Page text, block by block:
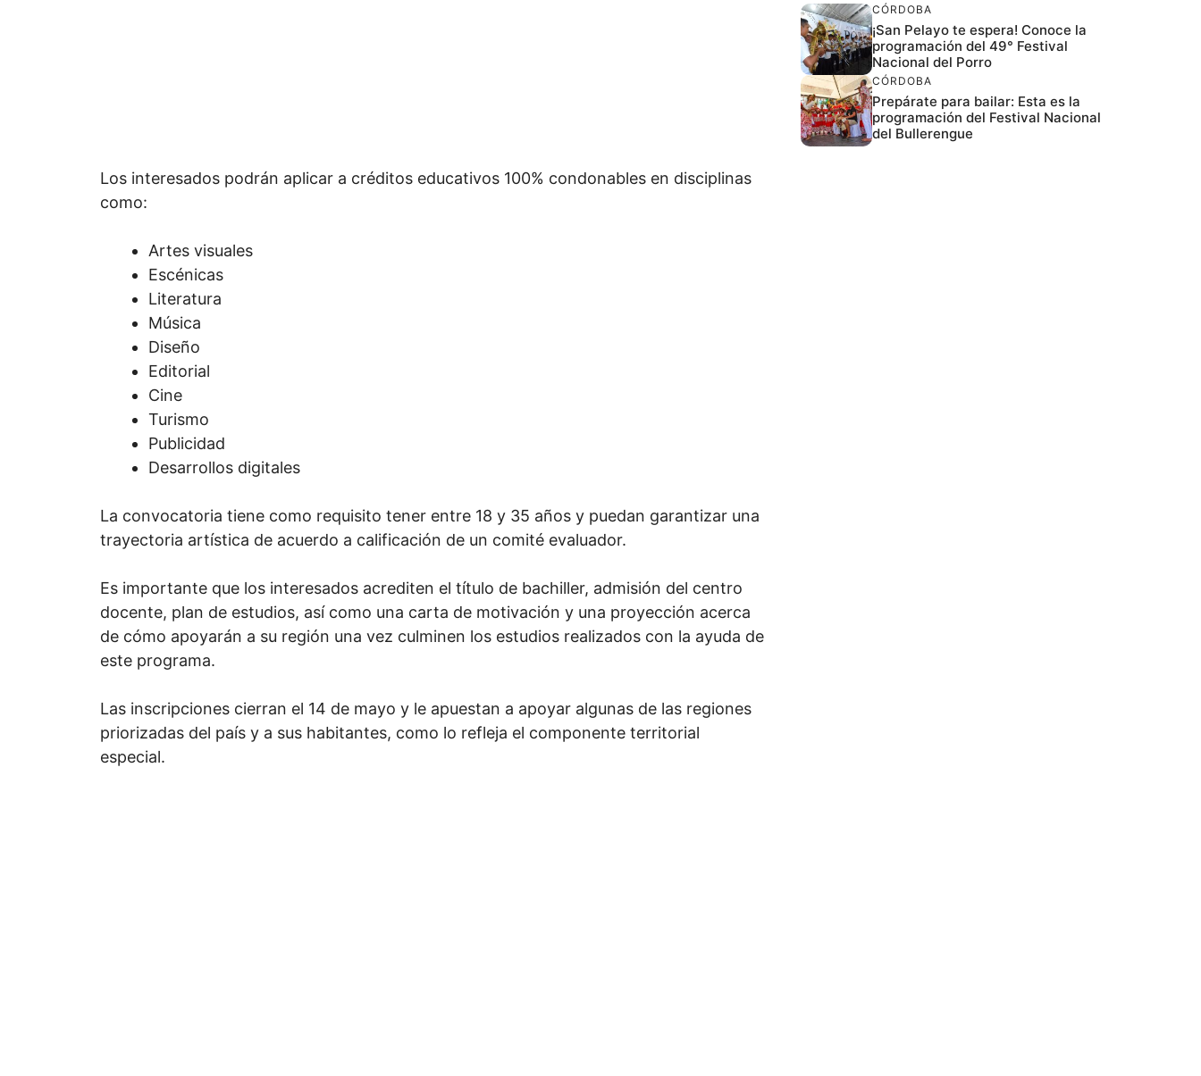
Los interesados podrán aplicar a créditos educativos 100% condonables en disciplinas
como:
Artes visuales
Escénicas
Literatura
Música
Diseño
Editorial
Cine
Turismo
Publicidad
Desarrollos digitales
La convocatoria tiene como requisito tener entre 18 y 35 años y puedan garantizar una
trayectoria artística de acuerdo a calificación de un comité evaluador.
Es importante que los interesados acrediten el título de bachiller, admisión del centro
docente, plan de estudios, así como una carta de motivación y una proyección acerca
de cómo apoyarán a su región una vez culminen los estudios realizados con la ayuda de
este programa.
Las inscripciones cierran el 14 de mayo y le apuestan a apoyar algunas de las regiones
priorizadas del país y a sus habitantes, como lo refleja el componente territorial
especial.
CÓRDOBA
¡San Pelayo te espera! Conoce la
programación del 49° Festival
Nacional del Porro
CÓRDOBA
Prepárate para bailar: Esta es la
programación del Festival Nacional
del Bullerengue